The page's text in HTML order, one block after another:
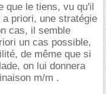
que le tiens, vu qu'il
a priori, une stratégie
cas, il semble
un cas possible,
de même que si
on lui donnera
m/m .